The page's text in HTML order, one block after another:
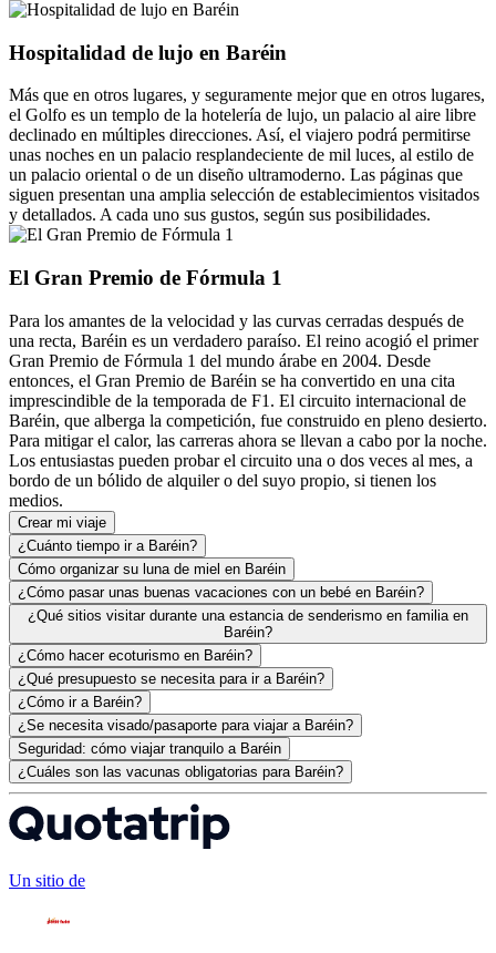
Hospitalidad de lujo en Baréin
Más que en otros lugares, y seguramente mejor que en otros lugares,
el Golfo es un templo de la hotelería de lujo, un palacio al aire libre
declinado en múltiples direcciones. Así, el viajero podrá permitirse
unas noches en un palacio resplandeciente de mil luces, al estilo de
un palacio oriental o de un diseño ultramoderno. Las páginas que
siguen presentan una amplia selección de establecimientos visitados
y detallados. A cada uno sus gustos, según sus posibilidades.
El Gran Premio de Fórmula 1
Para los amantes de la velocidad y las curvas cerradas después de
una recta, Baréin es un verdadero paraíso. El reino acogió el primer
Gran Premio de Fórmula 1 del mundo árabe en 2004. Desde
entonces, el Gran Premio de Baréin se ha convertido en una cita
imprescindible de la temporada de F1. El circuito internacional de
Baréin, que alberga la competición, fue construido en pleno desierto.
Para mitigar el calor, las carreras ahora se llevan a cabo por la noche.
Los entusiastas pueden probar el circuito una o dos veces al mes, a
bordo de un bólido de alquiler o del suyo propio, si tienen los
medios.
Crear mi viaje
¿Cuánto tiempo ir a Baréin?
Cómo organizar su luna de miel en Baréin
¿Cómo pasar unas buenas vacaciones con un bebé en Baréin?
¿Qué sitios visitar durante una estancia de senderismo en familia en
Baréin?
¿Cómo hacer ecoturismo en Baréin?
¿Qué presupuesto se necesita para ir a Baréin?
¿Cómo ir a Baréin?
¿Se necesita visado/pasaporte para viajar a Baréin?
Seguridad: cómo viajar tranquilo a Baréin
¿Cuáles son las vacunas obligatorias para Baréin?
Un sitio de